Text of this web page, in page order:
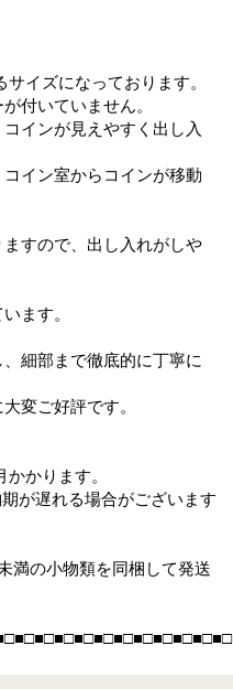
イズになっております。
付いていません。
インが見えやすく出し入
イン室からコインが移動
すので、出し入れがしや
ます。
細部まで徹底的に丁寧に
変ご好評です。
かります。
が遅れる場合がございます
未満の小物類を同梱して発送